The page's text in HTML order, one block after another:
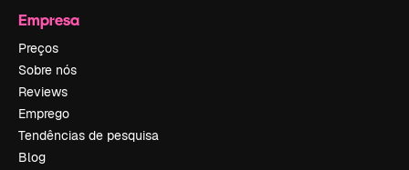
Empresa
Preços
Sobre nós
Reviews
Emprego
Tendências de pesquisa
Blog